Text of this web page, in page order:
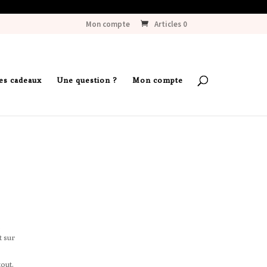
Mon compte Articles 0
cadeaux Une question ? Mon compte
sur